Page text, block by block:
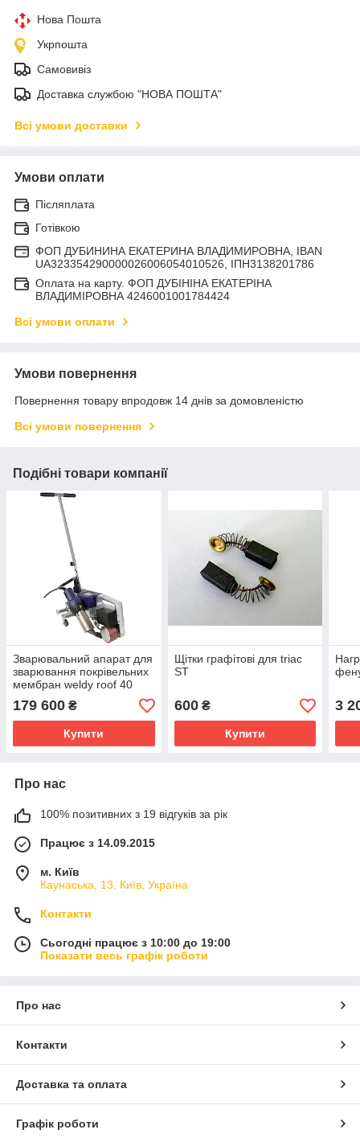
Нова Пошта
Укрпошта
Самовивіз
Доставка службою "НОВА ПОШТА"
Всі умови доставки
Умови оплати
Післяплата
Готівкою
ФОП ДУБИНИНА ЕКАТЕРИНА ВЛАДИМИРОВНА, IBAN
UA323354290000026006054010526, ІПН3138201786
Оплата на карту. ФОП ДУБІНІНА ЕКАТЕРІНА
ВЛАДИМІРОВНА 4246001001784424
Всі умови оплати
Умови повернення
Повернення товару впродовж 14 днів за домовленістю
Всі умови повернення
Подібні товари компанії
Зварювальний апарат для
зварювання покрівельних
мембран weldy roof 40
179 600 ₴
Купити
Щітки графітові для triac
ST
600₴
Купити
3
Про нас
100% позитивних з 19 відгуків за рік
Працює з 14.09.2015
м. Київ
Каунаська, 13, Київ, Україна
Контакти
Сьогодні працює з 10:00 до 19:00
Показати весь графік роботи
Про нас
Контакти
Доставка та оплата
Графік роботи